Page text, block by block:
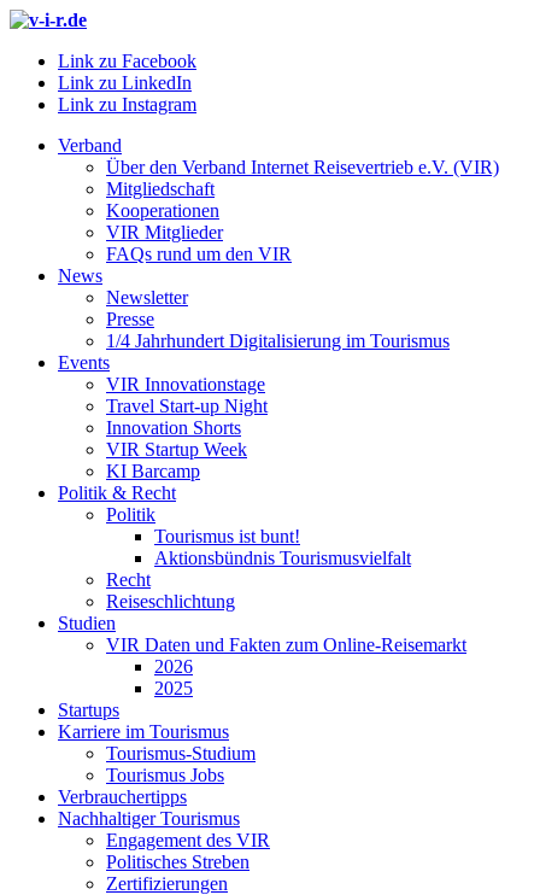
Link zu Facebook
Link zu LinkedIn
Link zu Instagram
Verband
Über den Verband Internet Reisevertrieb e.V. (VIR)
Mitgliedschaft
Kooperationen
VIR Mitglieder
FAQs rund um den VIR
News
Newsletter
Presse
1/4 Jahrhundert Digitalisierung im Tourismus
Events
VIR Innovationstage
Travel Start-up Night
Innovation Shorts
VIR Startup Week
KI Barcamp
Politik & Recht
Politik
Tourismus ist bunt!
Aktionsbündnis Tourismusvielfalt
Recht
Reiseschlichtung
Studien
VIR Daten und Fakten zum Online-Reisemarkt
2026
2025
Startups
Karriere im Tourismus
Tourismus-Studium
Tourismus Jobs
Verbrauchertipps
Nachhaltiger Tourismus
Engagement des VIR
Politisches Streben
Zertifizierungen